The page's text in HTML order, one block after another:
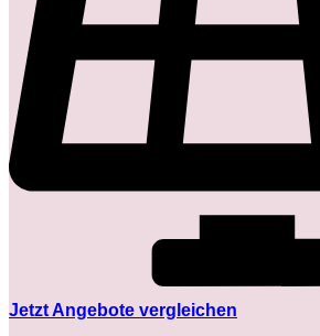
Jetzt Angebote vergleichen